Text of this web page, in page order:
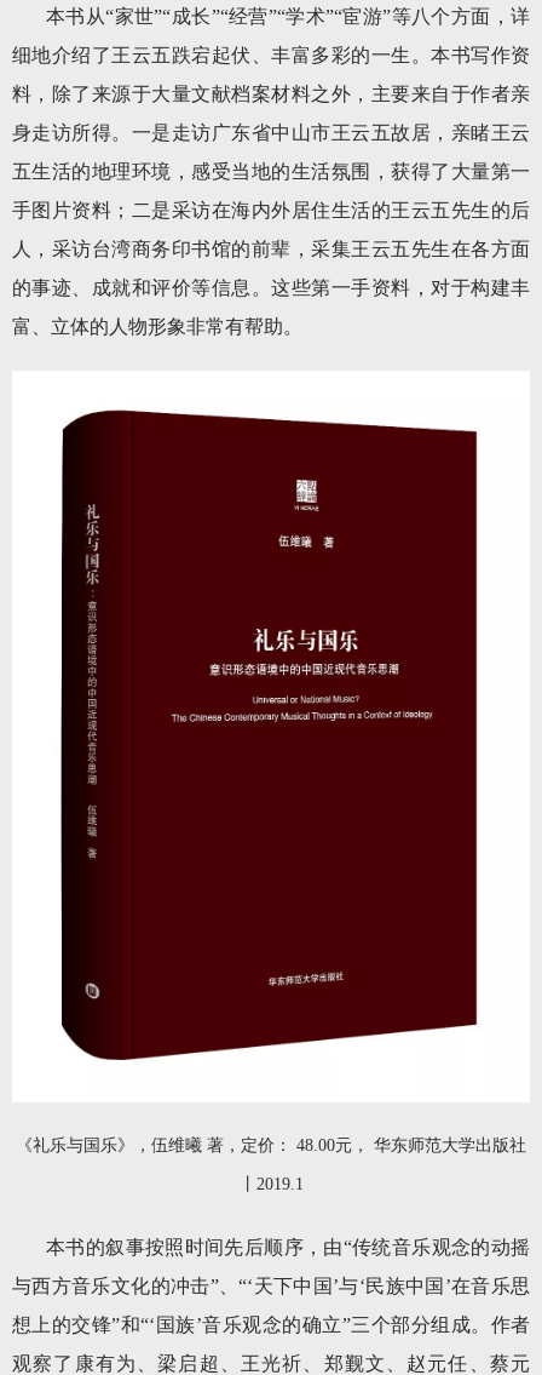
本书从“家世”“成长”“经营”“学术”“宦游”等八个方面，详
细地介绍了王云五跌宕起伏、丰富多彩的一生。本书写作资
料，除了来源于大量文献档案材料之外，主要来自于作者亲
身走访所得。一是走访广东省中山市王云五故居，亲睹王云
五生活的地理环境，感受当地的生活氛围，获得了大量第一
手图片资料；二是采访在海内外居住生活的王云五先生的后
人，采访台湾商务印书馆的前辈，采集王云五先生在各方面
的事迹、成就和评价等信息。这些第一手资料，对于构建丰
富、立体的人物形象非常有帮助。
《礼乐与国乐》，伍维曦 著，定价： 48.00元， 华东师范大学出版社
丨2019.1
本书的叙事按照时间先后顺序，由“传统音乐观念的动摇
与西方音乐文化的冲击”、“‘天下中国’与‘民族中国’在音乐思
想上的交锋”和“‘国族’音乐观念的确立”三个部分组成。作者
观察了康有为、梁启超、王光祈、郑觐文、赵元任、蔡元